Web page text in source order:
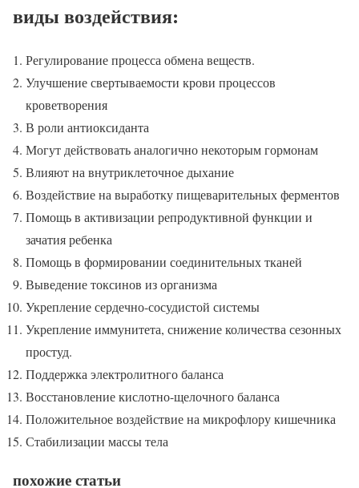
виды воздействия:
Регулирование процесса обмена веществ.
Улучшение свертываемости крови процессов
кроветворения
В роли антиоксиданта
Могут действовать аналогично некоторым гормонам
Влияют на внутриклеточное дыхание
Воздействие на выработку пищеварительных ферментов
Помощь в активизации репродуктивной функции и
зачатия ребенка
Помощь в формировании соединительных тканей
Выведение токсинов из организма
Укрепление сердечно-сосудистой системы
Укрепление иммунитета, снижение количества сезонных
простуд.
Поддержка электролитного баланса
Восстановление кислотно-щелочного баланса
Положительное воздействие на микрофлору кишечника
Стабилизации массы тела
похожие статьи